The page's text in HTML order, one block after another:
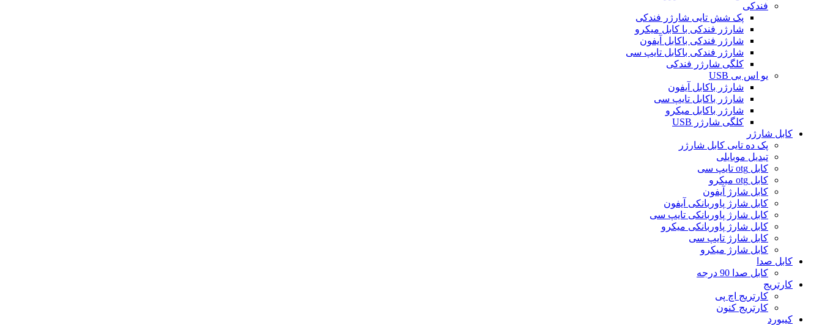
فندکی
پک شش تایی شارژر فندکی
شارژر فندکی با کابل میکرو
شارژر فندکی باکابل آیفون
شارژر فندکی باکابل تایپ سی
کلگی شارژر فندکی
یو اس بی USB
شارژر باکابل آیفون
شارژر باکابل تایپ سی
شارژر باکابل میکرو
کلگی شارژر USB
کابل شارژر
پک ده تایی کابل شارژر
تبدیل موبایلی
کابل otg تایپ سی
کابل otg میکرو
کابل شارژ آیفون
کابل شارژ پاوربانکی آیفون
کابل شارژ پاوربانکی تایپ سی
کابل شارژ پاوربانکی میکرو
کابل شارژ تایپ سی
کابل شارژ میکرو
کابل صدا
کابل صدا 90 درجه
کارتریج
کارتریج اچ پی
کارتریج کنون
کیبورد